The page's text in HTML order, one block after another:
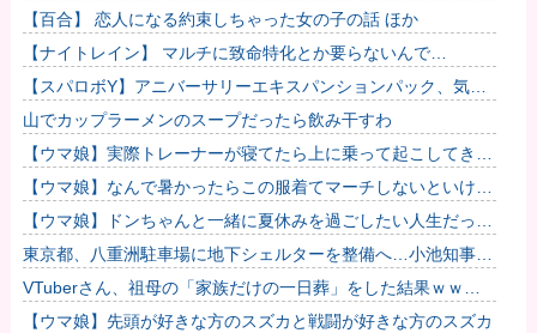
したのが怪しいよな。
【百合】 恋人になる約束しちゃった女の子の話 ほか
【ナイトレイン】 マルチに致命特化とか要らないんで…
【スパロボY】アニバーサリーエキスパンションパック、気合
入ってるな！
山でカップラーメンのスープだったら飲み干すわ
【ウマ娘】実際トレーナーが寝てたら上に乗って起こしてきそ
うなウマ娘
【ウマ娘】なんで暑かったらこの服着てマーチしないといけな
いんだよぉ…
【ウマ娘】ドンちゃんと一緒に夏休みを過ごしたい人生だっ
た…
東京都、八重洲駐車場に地下シェルターを整備へ…小池知事
「弾道ミサイル攻撃から都民の命と財産守る」！
VTuberさん、祖母の「家族だけの一日葬」をした結果ｗｗｗ
ｗｗｗｗ
【ウマ娘】先頭が好きな方のスズカと戦闘が好きな方のスズカ